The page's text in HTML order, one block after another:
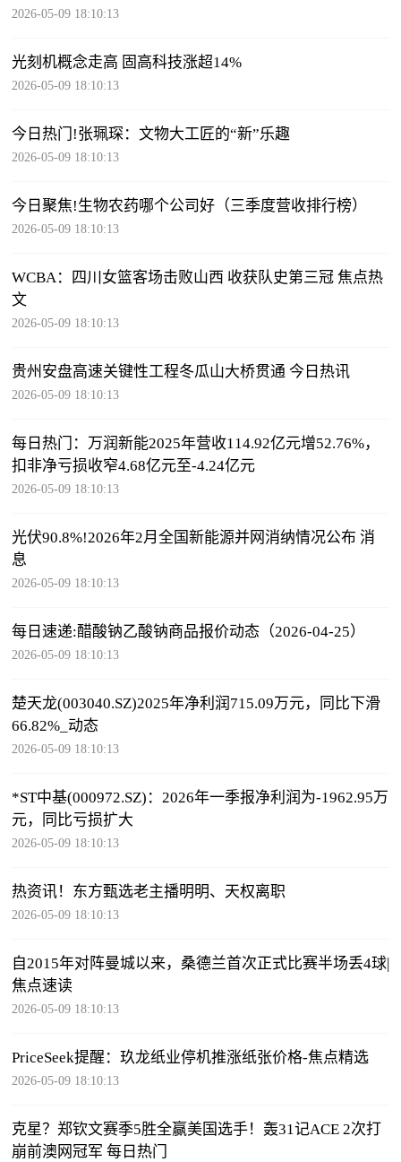
2026-05-09 18:10:13
光刻机概念走高 固高科技涨超14%
2026-05-09 18:10:13
今日热门!张珮琛：文物大工匠的“新”乐趣
2026-05-09 18:10:13
今日聚焦!生物农药哪个公司好（三季度营收排行榜）
2026-05-09 18:10:13
WCBA：四川女篮客场击败山西 收获队史第三冠 焦点热
文
2026-05-09 18:10:13
贵州安盘高速关键性工程冬瓜山大桥贯通 今日热讯
2026-05-09 18:10:13
每日热门：万润新能2025年营收114.92亿元增52.76%，
扣非净亏损收窄4.68亿元至-4.24亿元
2026-05-09 18:10:13
光伏90.8%!2026年2月全国新能源并网消纳情况公布 消
息
2026-05-09 18:10:13
每日速递:醋酸钠乙酸钠商品报价动态（2026-04-25）
2026-05-09 18:10:13
楚天龙(003040.SZ)2025年净利润715.09万元，同比下滑
66.82%_动态
2026-05-09 18:10:13
*ST中基(000972.SZ)：2026年一季报净利润为-1962.95万
元，同比亏损扩大
2026-05-09 18:10:13
热资讯！东方甄选老主播明明、天权离职
2026-05-09 18:10:13
自2015年对阵曼城以来，桑德兰首次正式比赛半场丢4球|
焦点速读
2026-05-09 18:10:13
PriceSeek提醒：玖龙纸业停机推涨纸张价格-焦点精选
2026-05-09 18:10:13
克星？郑钦文赛季5胜全赢美国选手！轰31记ACE 2次打
崩前澳网冠军 每日热门